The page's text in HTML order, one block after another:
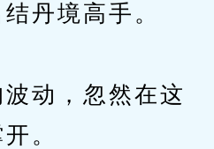
丹境高手。
动，忽然在这
。